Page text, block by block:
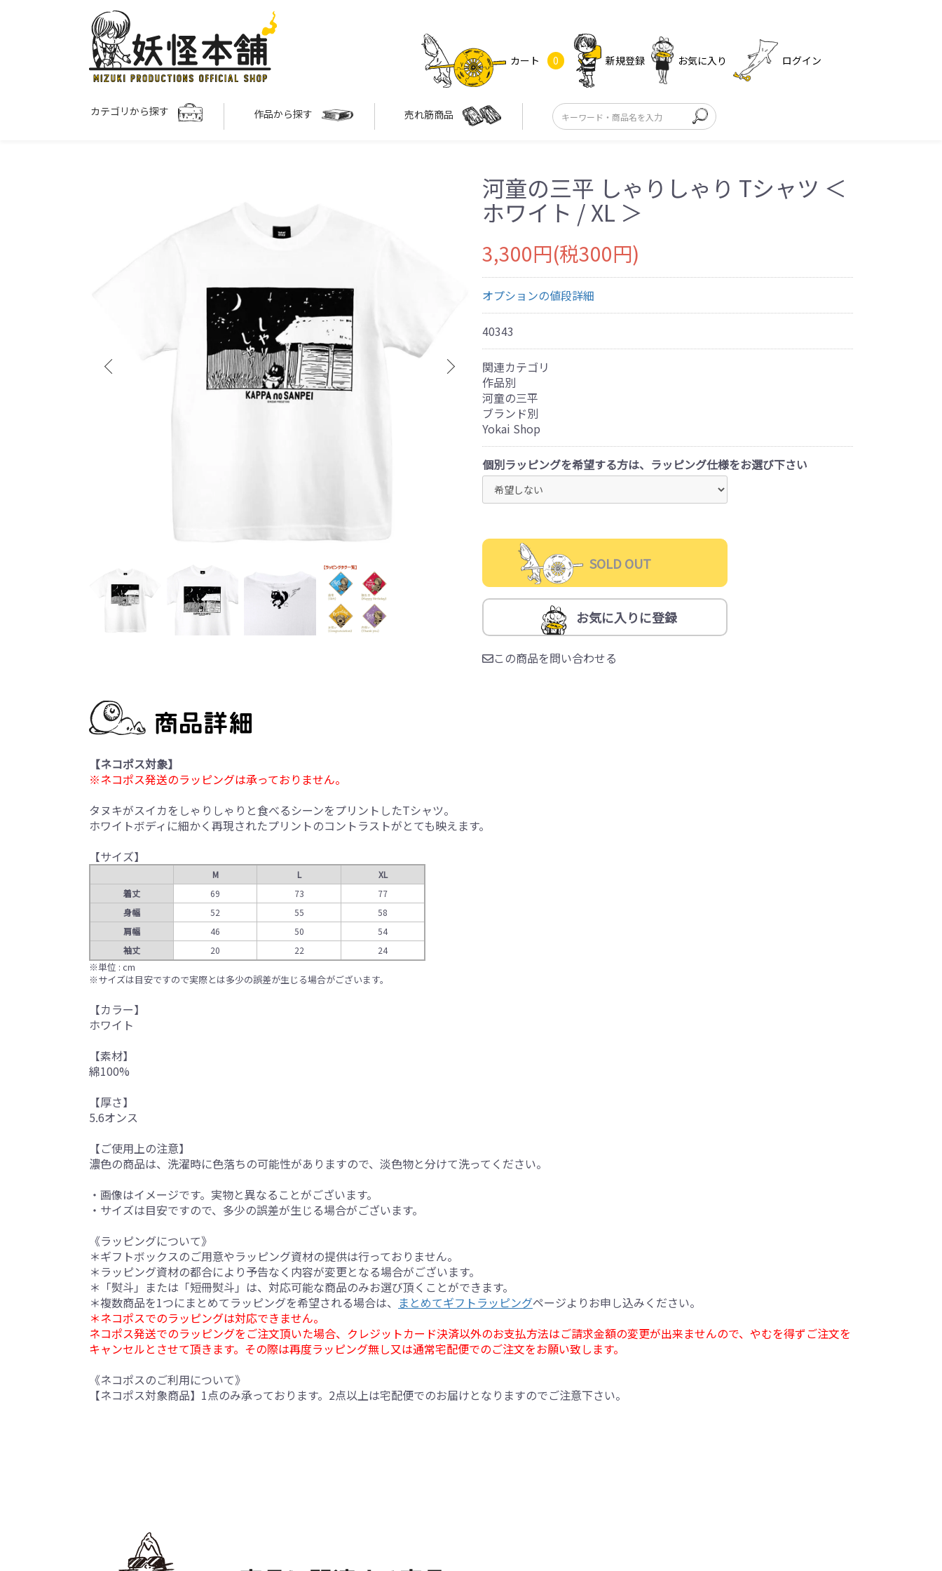
カート 0 新規登録 お気に入り ログイン
カテゴリから探す 作品から探す 売れ筋商品
河童の三平 しゃりしゃり Tシャツ ＜
ホワイト / XL ＞
3,300円(税300円)
オプションの値段詳細
40343
関連カテゴリ
作品別
河童の三平
ブランド別
Yokai Shop
個別ラッピングを希望する方は、ラッピング仕様をお選び下さい
SOLD OUT
お気に入りに登録
この商品を問い合わせる
【ネコポス対象】
※ネコポス発送のラッピングは承っておりません。
タヌキがスイカをしゃりしゃりと食べるシーンをプリントしたTシャツ。
ホワイトボディに細かく再現されたプリントのコントラストがとても映えます。
【サイズ】
M L
XL
着丈
69 73
77
身幅
52 55
58
肩幅
46 50
54
袖丈
20 22 24
※単位 : cm
※サイズは目安ですので実際とは多少の誤差が生じる場合がございます。
【カラー】
ホワイト
【素材】
綿100%
【厚さ】
5.6オンス
【ご使用上の注意】
濃色の商品は、洗濯時に色落ちの可能性がありますので、淡色物と分けて洗ってください。
・画像はイメージです。実物と異なることがございます。
・サイズは目安ですので、多少の誤差が生じる場合がございます。
《ラッピングについて》
＊ギフトボックスのご用意やラッピング資材の提供は行っておりません。
＊ラッピング資材の都合により予告なく内容が変更となる場合がございます。
＊「熨斗」または「短冊熨斗」は、対応可能な商品のみお選び頂くことができます。
＊複数商品を1つにまとめてラッピングを希望される場合は、 まとめてギフトラッピングページよりお申し込みください。
＊ネコポスでのラッピングは対応できません。
ネコポス発送でのラッピングをご注文頂いた場合、クレジットカード決済以外のお支払方法はご請求金額の変更が出来ませんので、やむを得ずご注文を
キャンセルとさせて頂きます。その際は再度ラッピング無し又は通常宅配便でのご注文をお願い致します。
《ネコポスのご利用について》
【ネコポス対象商品】1点のみ承っております。2点以上は宅配便でのお届けとなりますのでご注意下さい。